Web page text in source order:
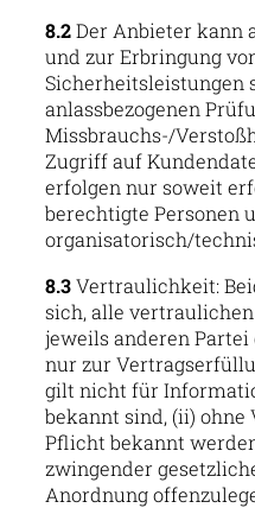
8.2Der Anbieter kann
und zur Erbringung
Sicherheitsleistungen
anlassbezogenen
Missbrauchs-/
Zugriff auf
erfolgen nur soweit
berechtigte Personen
organisatorisch/
8.3Vertraulichkeit:
sich, alle
jeweils anderen
nur zur
gilt nicht für
bekannt sind, (ii) ohne
Pflicht bekannt
zwingender
Anordnung